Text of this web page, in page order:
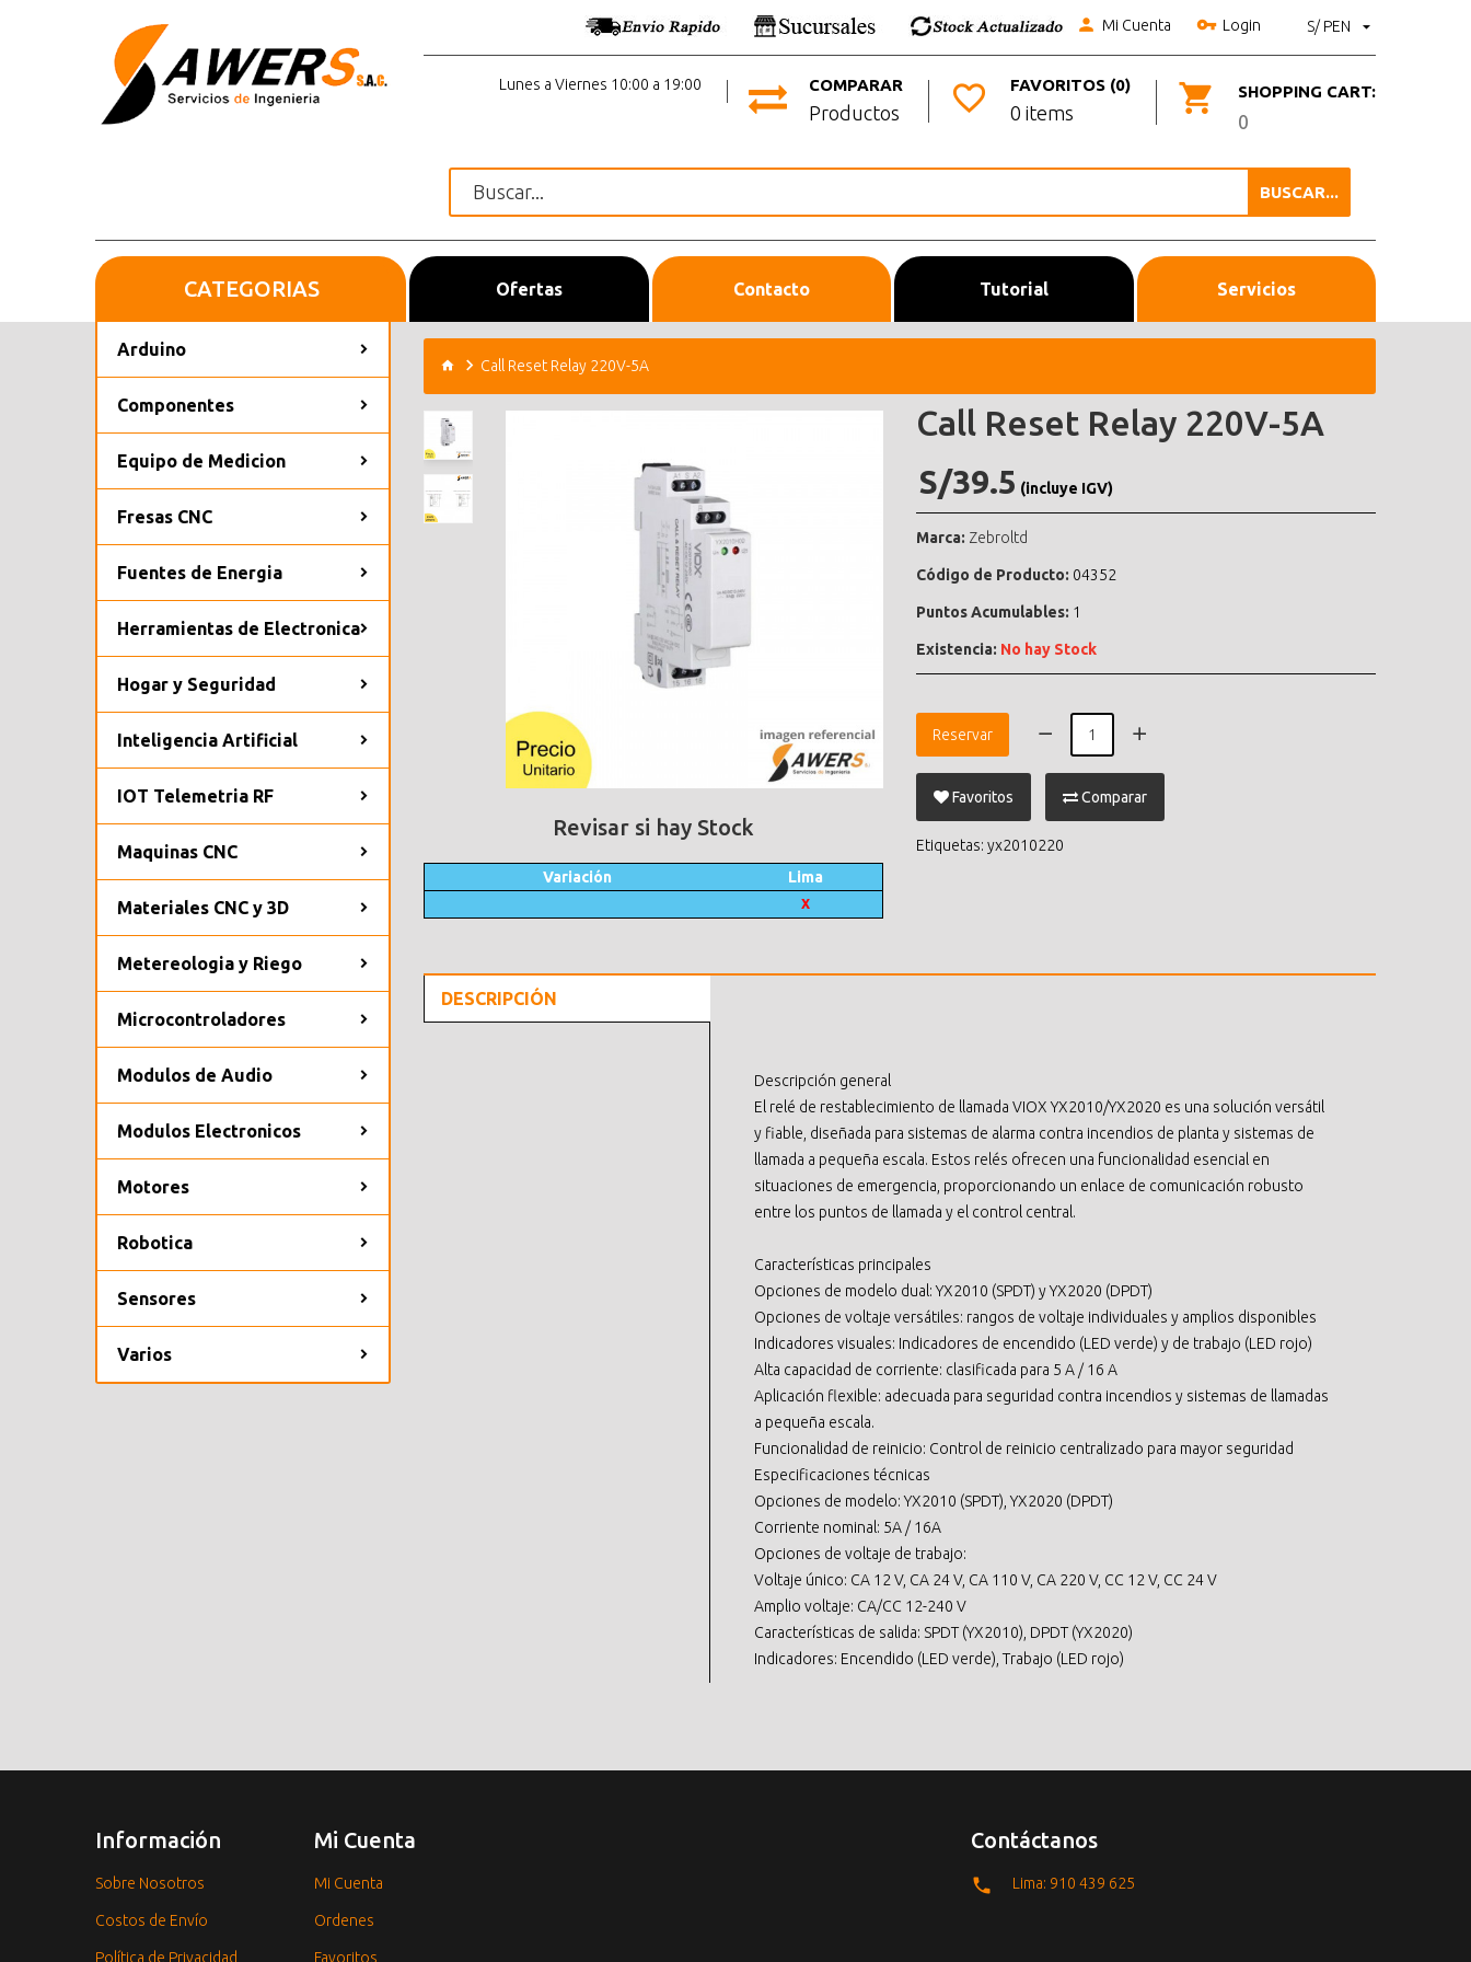
S/ PEN
Mi Cuenta Login
SHOPPING CART:
0
FAVORITOS (0)
0 items
COMPARAR
Productos
Lunes a Viernes 10:00 a 19:00
BUSCAR...
Inicio Ofertas Contacto Tutorial Servicios
CATEGORIAS
Arduino
Componentes
Equipo de Medicion
Fresas CNC
Fuentes de Energia
Herramientas de Electronica
Hogar y Seguridad
Inteligencia Artificial
IOT Telemetria RF
Maquinas CNC
Materiales CNC y 3D
Metereologia y Riego
Microcontroladores
Modulos de Audio
Modulos Electronicos
Motores
Robotica
Sensores
Varios
Call Reset Relay 220V-5A
Revisar si hay Stock
Variación Lima
X
Call Reset Relay 220V-5A
S/39.5 (incluye IGV)
Marca: Zebroltd
Código de Producto: 04352
Puntos Acumulables: 1
Existencia: No hay Stock
Reservar
Favoritos Comparar
Etiquetas: yx2010220
DESCRIPCIÓN
Descripción general
El relé de restablecimiento de llamada VIOX YX2010/YX2020 es una solución versátil
y fiable, diseñada para sistemas de alarma contra incendios de planta y sistemas de
llamada a pequeña escala. Estos relés ofrecen una funcionalidad esencial en
situaciones de emergencia, proporcionando un enlace de comunicación robusto
entre los puntos de llamada y el control central.
Características principales
Opciones de modelo dual: YX2010 (SPDT) y YX2020 (DPDT)
Opciones de voltaje versátiles: rangos de voltaje individuales y amplios disponibles
Indicadores visuales: Indicadores de encendido (LED verde) y de trabajo (LED rojo)
Alta capacidad de corriente: clasificada para 5 A / 16 A
Aplicación flexible: adecuada para seguridad contra incendios y sistemas de llamadas
a pequeña escala.
Funcionalidad de reinicio: Control de reinicio centralizado para mayor seguridad
Especificaciones técnicas
Opciones de modelo: YX2010 (SPDT), YX2020 (DPDT)
Corriente nominal: 5A / 16A
Opciones de voltaje de trabajo:
Voltaje único: CA 12 V, CA 24 V, CA 110 V, CA 220 V, CC 12 V, CC 24 V
Amplio voltaje: CA/CC 12-240 V
Características de salida: SPDT (YX2010), DPDT (YX2020)
Indicadores: Encendido (LED verde), Trabajo (LED rojo)
Información
Sobre Nosotros
Costos de Envío
Política de Privacidad
Mi Cuenta
Mi Cuenta
Ordenes
Favoritos
Contáctanos
Lima: 910 439 625